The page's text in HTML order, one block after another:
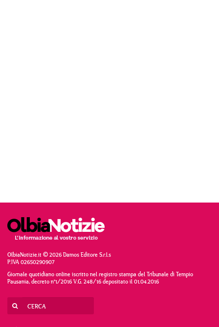
OlbiaNotizie.it © 2026 Damos Editore S.r.l.s
P.IVA 02650290907
Giornale quotidiano online iscritto nel registro stampa del Tribunale di Tempio
Pausania, decreto n°1/2016 V.G. 248/16 depositato il 01.04.2016